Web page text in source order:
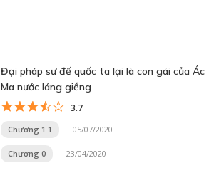
Đại pháp sư đế quốc ta lại là con gái của Ác
Ma nước láng giềng
3.7
Chương 1.1 05/07/2020
Chương 0 23/04/2020